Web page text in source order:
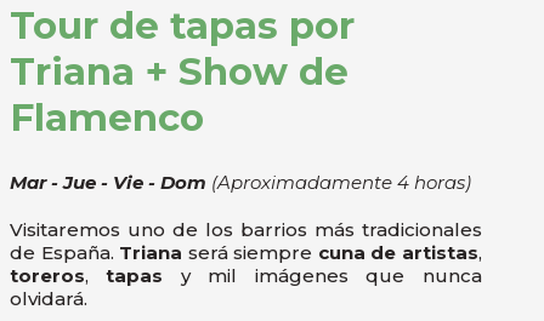
Tour de tapas por
Triana + Show de
Flamenco
Mar - Jue - Vie - Dom (Aproximadamente 4 horas)
Visitaremos uno de los barrios más tradicionales
de España. Triana será siempre cuna de artistas,
toreros, tapas y mil imágenes que nunca
olvidará.